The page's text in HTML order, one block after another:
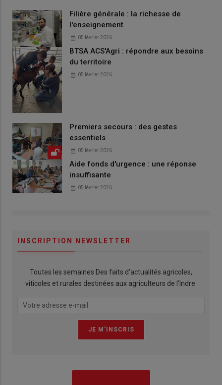
Filière générale : la richesse de
l'enseignement
05 février 2026
BTSA ACS'Agri : répondre aux besoins
du territoire
05 février 2026
Premiers secours : des gestes
essentiels
05 février 2026
Aide fonds d'urgence : une réponse
insuffisante
05 février 2026
INSCRIPTION NEWSLETTER
Toutes les semaines Des faits d'actualités agricoles,
viticoles et rurales destinées aux agriculteurs de l'Indre.